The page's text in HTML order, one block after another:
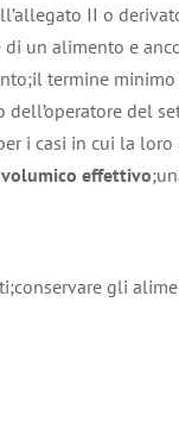
II o
un alimento e
termine
del
i casi in cui la
effettivo
gli